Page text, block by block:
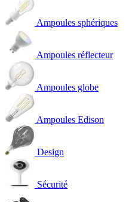
Ampoules sphériques
Ampoules réflecteur
Ampoules globe
Ampoules Edison
Design
Sécurité